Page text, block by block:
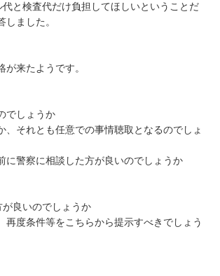
と検査代だけ負担してほしいということだ
ました。
来たようです。
でしょうか
それとも任意での事情聴取となるのでしょ
に警察に相談した方が良いのでしょうか
良いのでしょうか
度条件等をこちらから提示すべきでしょう